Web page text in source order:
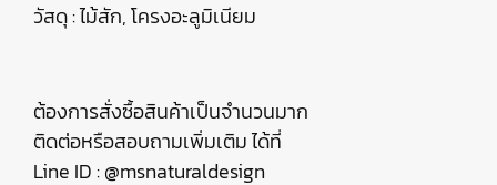
วัสดุ : ไม้สัก, โครงอะลูมิเนียม
ต้องการสั่งซื้อสินค้าเป็นจำนวนมาก
ติดต่อหรือสอบถามเพิ่มเติม ได้ที่
Line ID : @msnaturaldesign